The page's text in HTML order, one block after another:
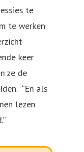
te
te werken
keer
ze de
“En als
lezen